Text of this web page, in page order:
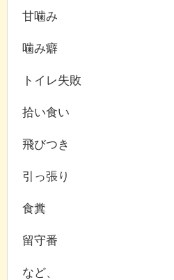
甘噛み
噛み癖
トイレ失敗
拾い食い
飛びつき
引っ張り
食糞
留守番
など、